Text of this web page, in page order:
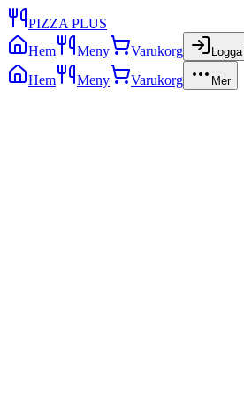
PIZZA PLUS
Hem
Meny Varukorg
Hem
Meny Varukorg Mer